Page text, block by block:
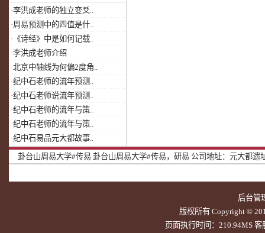
·李洪成老师的独立变爻..
·周易预测中的四值是什..
· 《诗经》中是如何记载..
·李洪成老师介绍
·北京中轴线为何偏2度角..
·纪中石老师的流年预测..
·纪中石老师说流年预测..
·纪中石老师的流年与策..
·纪中石老师的流年与策..
·纪中石易品元大都故事..
卦台山周易大学#传易 卦台山周易大学#传易，研易 公司地址：元大都遗
后台管
版权所有 Copyright ©
页面执行时间：210.94MS